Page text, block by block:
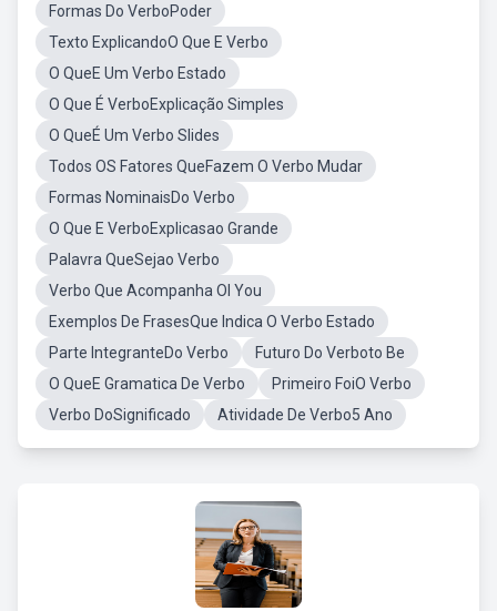
Formas Do VerboPoder
Texto ExplicandoO Que E Verbo
O QueE Um Verbo Estado
O Que É VerboExplicação Simples
O QueÉ Um Verbo Slides
Todos OS Fatores QueFazem O Verbo Mudar
Formas NominaisDo Verbo
O Que E VerboExplicasao Grande
Palavra QueSejao Verbo
Verbo Que Acompanha OI You
Exemplos De FrasesQue Indica O Verbo Estado
Parte IntegranteDo Verbo
Futuro Do Verboto Be
O QueE Gramatica De Verbo
Primeiro FoiO Verbo
Verbo DoSignificado
Atividade De Verbo5 Ano